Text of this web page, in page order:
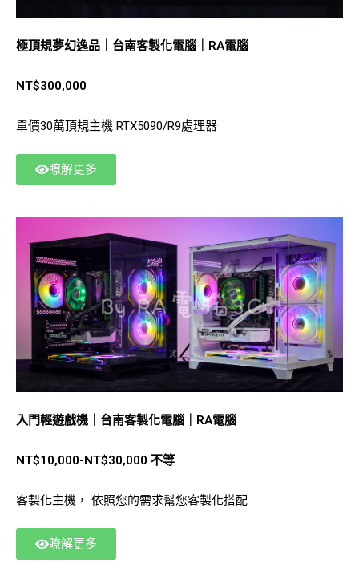
極頂規夢幻逸品｜台南客製化電腦｜RA電腦
NT$300,000
單價30萬頂規主機 RTX5090/R9處理器
瞭解更多
入門輕遊戲機｜台南客製化電腦｜RA電腦
NT$10,000-NT$30,000 不等
客製化主機， 依照您的需求幫您客製化搭配
瞭解更多